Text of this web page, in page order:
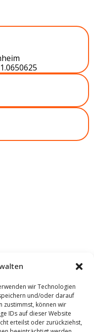
wir Technologien
und/oder darauf
zustimmst, können wir
IDs auf dieser Website
erteilst oder zurückziehst,